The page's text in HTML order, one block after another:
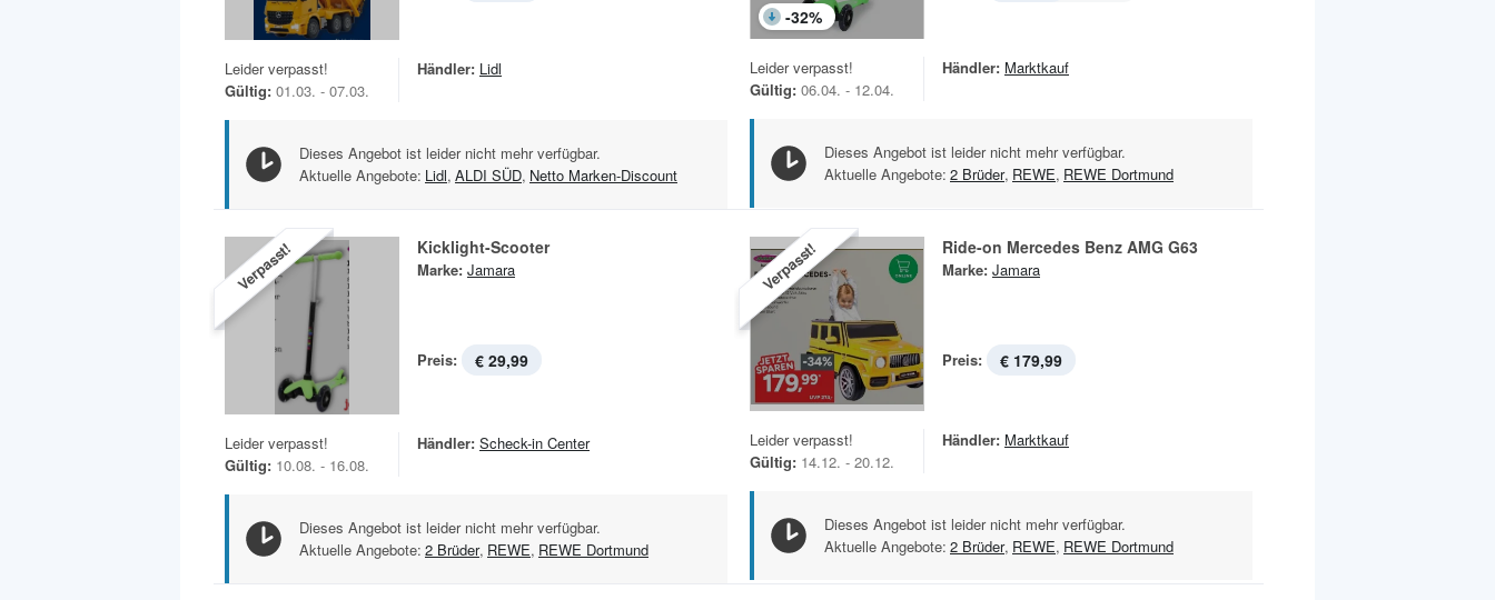
Leider verpasst!
Gültig: 01.03. - 07.03.
Händler: Lidl
Dieses Angebot ist leider nicht mehr verfügbar.
Aktuelle Angebote: Lidl, ALDI SÜD, Netto Marken-Discount
-32%
Leider verpasst!
Gültig: 06.04. - 12.04.
Händler: Marktkauf
Dieses Angebot ist leider nicht mehr verfügbar.
Aktuelle Angebote: 2 Brüder, REWE, REWE Dortmund
Verpasst! Kicklight-Scooter
Marke: Jamara
Preis: € 29,99
Leider verpasst!
Gültig: 10.08. - 16.08.
Händler: Scheck-in Center
Dieses Angebot ist leider nicht mehr verfügbar.
Aktuelle Angebote: 2 Brüder, REWE, REWE Dortmund
Verpasst! Ride-on Mercedes Benz AMG G63
Marke: Jamara
Preis: € 179,99
Leider verpasst!
Gültig: 14.12. - 20.12.
Händler: Marktkauf
Dieses Angebot ist leider nicht mehr verfügbar.
Aktuelle Angebote: 2 Brüder, REWE, REWE Dortmund